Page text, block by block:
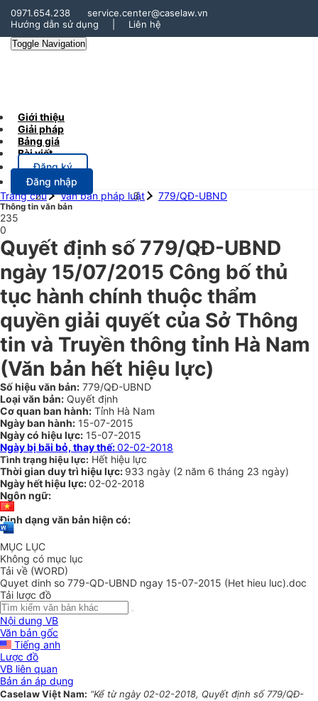
0971.654.238
service.center@caselaw.vn
Hướng dẫn sử dụng
Liên hệ
Toggle Navigation
Giới thiệu
Giải pháp
Bảng giá
Bài viết
Đăng ký
Đăng nhập
Trang chủ
Văn bản pháp luật 779/QĐ-UBND
Thông tin văn bản
235
0
Quyết định số 779/QĐ-UBND
ngày 15/07/2015 Công bố thủ
tục hành chính thuộc thẩm
quyền giải quyết của Sở Thông
tin và Truyền thông tỉnh Hà Nam
(Văn bản hết hiệu lực)
Số hiệu văn bản: 779/QĐ-UBND
Loại văn bản: Quyết định
Cơ quan ban hành: Tỉnh Hà Nam
Ngày ban hành: 15-07-2015
Ngày có hiệu lực: 15-07-2015
Ngày bị bãi bỏ, thay thế:02-02-2018
Tình trạng hiệu lực: Hết hiệu lực
Thời gian duy trì hiệu lực: 933 ngày (2 năm 6 tháng 23 ngày)
Ngày hết hiệu lực:02-02-2018
Ngôn ngữ:
Định dạng văn bản hiện có:
MỤC LỤC
Không có mục lục
Tải về (WORD)
Quyet dinh so 779-QD-UBND ngay 15-07-2015 (Het hieu luc).doc
Tải lược đồ
Nội dung VB
Văn bản gốc
Tiếng anh
Lược đồ
VB liên quan
Bản án áp dụng
Caselaw Việt Nam: “Kể từ ngày 02-02-2018, Quyết định số 779/QĐ-